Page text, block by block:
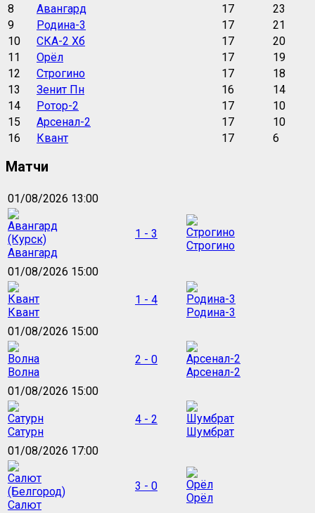
8
Авангард 17
23
9
Родина-3 17
21
10
СКА-2 Хб 17
20
11
Орёл 17
19
12
Строгино 17
18
13
Зенит Пн 16
14
14
Ротор-2 17
10
15
Арсенал-2 17
10
16
Квант 17 6
Матчи
01/08/2026 13:00
Авангард
1 - 3
Строгино
01/08/2026 15:00
Квант
1 - 4
Родина-3
01/08/2026 15:00
Волна
2 - 0
Арсенал-2
01/08/2026 15:00
Сатурн
4 - 2
Шумбрат
01/08/2026 17:00
Салют
3 - 0
Орёл